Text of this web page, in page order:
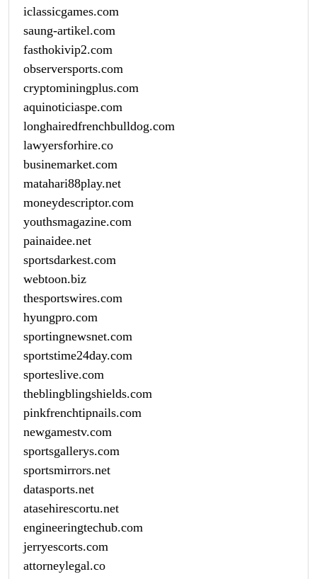
iclassicgames.com
saung-artikel.com
fasthokivip2.com
observersports.com
cryptominingplus.com
aquinoticiaspe.com
longhairedfrenchbulldog.com
lawyersforhire.co
businemarket.com
matahari88play.net
moneydescriptor.com
youthsmagazine.com
painaidee.net
sportsdarkest.com
webtoon.biz
thesportswires.com
hyungpro.com
sportingnewsnet.com
sportstime24day.com
sporteslive.com
theblingblingshields.com
pinkfrenchtipnails.com
newgamestv.com
sportsgallerys.com
sportsmirrors.net
datasports.net
atasehirescortu.net
engineeringtechub.com
jerryescorts.com
attorneylegal.co